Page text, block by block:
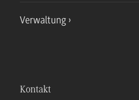
Verwaltung
Kontakt